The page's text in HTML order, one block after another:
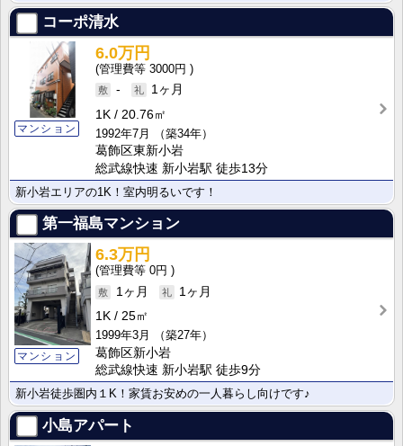
コーポ清水
マンション
6.0万円
3000円
-
1ヶ月
1K
20.76㎡
1992年7月
（築34年）
葛飾区東新小岩
総武線快速 新小岩駅 徒歩13分
新小岩エリアの1K！室内明るいです！
第一福島マンション
マンション
6.3万円
0円
1ヶ月
1ヶ月
1K
25㎡
1999年3月
（築27年）
葛飾区新小岩
総武線快速 新小岩駅 徒歩9分
新小岩徒歩圏内１K！家賃お安めの一人暮らし向けです♪
小島アパート